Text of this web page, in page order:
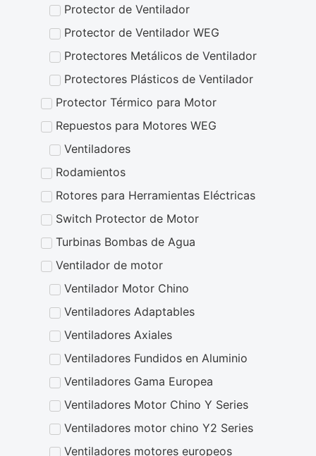
Protector de Ventilador
Protector de Ventilador WEG
Protectores Metálicos de Ventilador
Protectores Plásticos de Ventilador
Protector Térmico para Motor
Repuestos para Motores WEG
Ventiladores
Rodamientos
Rotores para Herramientas Eléctricas
Switch Protector de Motor
Turbinas Bombas de Agua
Ventilador de motor
Ventilador Motor Chino
Ventiladores Adaptables
Ventiladores Axiales
Ventiladores Fundidos en Aluminio
Ventiladores Gama Europea
Ventiladores Motor Chino Y Series
Ventiladores motor chino Y2 Series
Ventiladores motores europeos